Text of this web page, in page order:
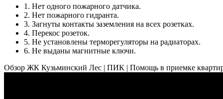
1. Нет одного пожарного датчика.
2. Нет пожарного гидранта.
3. Загнуты контакты заземления на всех розетках.
4. Перекос розеток.
5. Не установлены терморегуляторы на радиаторах.
6. Не выданы магнитные ключи.
Обзор ЖК Кузьминский Лес | ПИК | Помощь в приемке